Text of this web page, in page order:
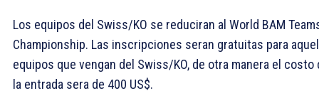
Los equipos del Swiss/KO se reduciran al World BAM
Championship. Las inscripciones seran gratuitas para
equipos que vengan del Swiss/KO, de otra manera el costo
la entrada sera de 400 US$.